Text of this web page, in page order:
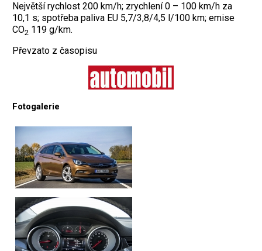
Největší rychlost 200 km/h; zrychlení 0 – 100 km/h za
10,1 s; spotřeba paliva EU 5,7/3,8/4,5 l/100 km; emise
CO2 119 g/km.
Převzato z časopisu
Fotogalerie